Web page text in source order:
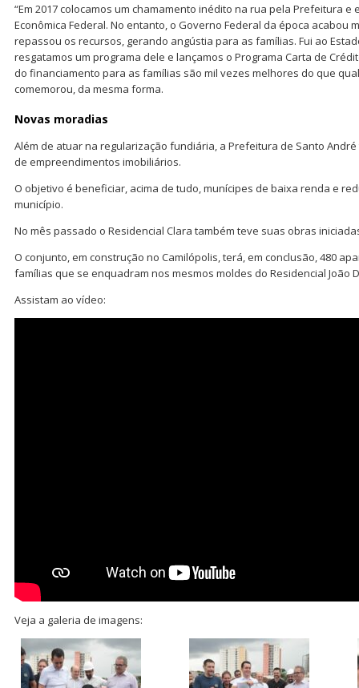
“Em 2017 colocamos um chamamento inédito na rua pela Prefeitura
Econômica Federal. No entanto, o Governo Federal da época acabou
repassou os recursos, gerando angústia para as famílias. Fui ao
resgatamos um programa dele e lançamos o Programa Carta de
do financiamento para as famílias são mil vezes melhores do que
comemorou, da mesma forma.
Novas moradias
Além de atuar na regularização fundiária, a Prefeitura de Santo
de empreendimentos imobiliários.
O objetivo é beneficiar, acima de tudo, munícipes de baixa renda e
município.
No mês passado o Residencial Clara também teve suas obras
O conjunto, em construção no Camilópolis, terá, em conclusão, 480
famílias que se enquadram nos mesmos moldes do Residencial João
Assistam ao vídeo:
Veja a galeria de imagens: